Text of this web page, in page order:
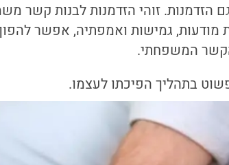
הזדמנות. זוהי הזדמנות לבנות קשר
גמישות ואמפתיה, אפשר
המשפחתי.
בתהליך הפיכתו לעצמו.